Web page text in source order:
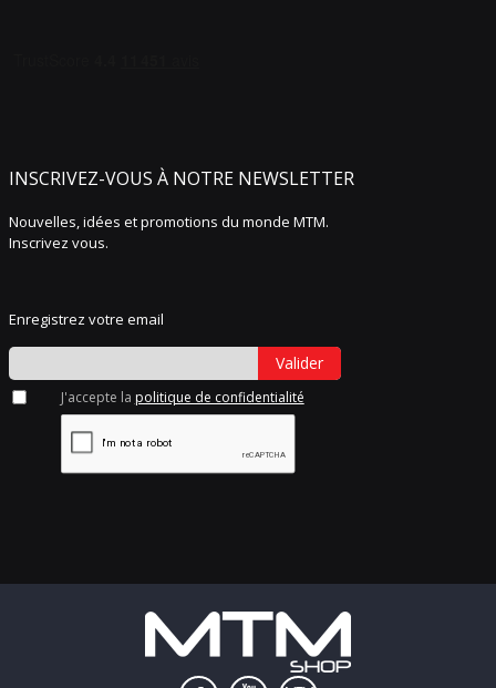
INSCRIVEZ-VOUS À NOTRE NEWSLETTER
Nouvelles, idées et promotions du monde MTM.
Inscrivez vous.
Enregistrez votre email
Valider
J'accepte la politique de confidentialité